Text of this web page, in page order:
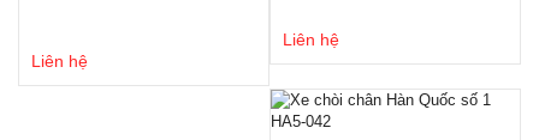
Liên hệ
Liên hệ